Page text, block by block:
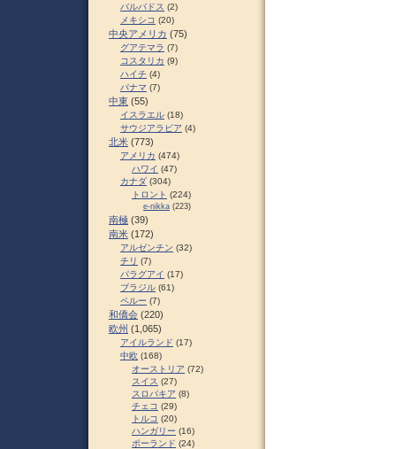
バルバドス (2)
メキシコ (20)
中央アメリカ (75)
グアテマラ (7)
コスタリカ (9)
ハイチ (4)
パナマ (7)
中東 (55)
イスラエル (18)
サウジアラビア (4)
北米 (773)
アメリカ (474)
ハワイ (47)
カナダ (304)
トロント (224)
e-nikka (223)
南極 (39)
南米 (172)
アルゼンチン (32)
チリ (7)
パラグアイ (17)
ブラジル (61)
ペルー (7)
和僑会 (220)
欧州 (1,065)
アイルランド (17)
中欧 (168)
オーストリア (72)
スイス (27)
スロパキア (8)
チェコ (29)
トルコ (20)
ハンガリー (16)
ポーランド (24)